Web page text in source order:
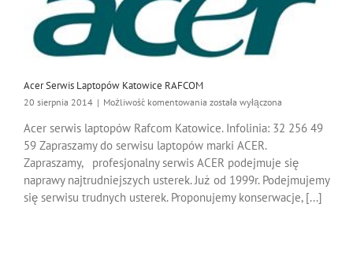
Acer Serwis Laptopów Katowice RAFCOM
20 sierpnia 2014 | Możliwość komentowania Acer
Laptopów
Katowice
RAFCOM
została wyłączona
Acer serwis laptopów Rafcom Katowice. Infolinia: 32 256 49
59 Zapraszamy do serwisu laptopów marki ACER.
Zapraszamy, profesjonalny serwis ACER podejmuje się
naprawy najtrudniejszych usterek. Już od 1999r. Podejmujemy
się serwisu trudnych usterek. Proponujemy konserwacje, [...]